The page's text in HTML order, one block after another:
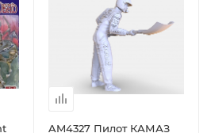
AM4327 Пилот КАМАЗ